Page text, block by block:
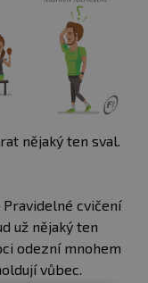
nějaký ten sval.
cvičení
už nějaký ten
odezní mnohem
vůbec.